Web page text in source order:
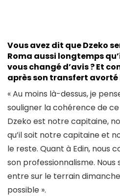
Vous avez dit que Dzeko
Roma aussi longtemps
vous changé d’avis ? Et
après son transfert avorté
« Au moins là-dessus, je
souligner la cohérence de
Dzeko est notre capitaine,
qu’il soit notre capitaine et
le reste. Quant à Edin, nous
son professionnalisme. Nous
entre sur le terrain
possible ».